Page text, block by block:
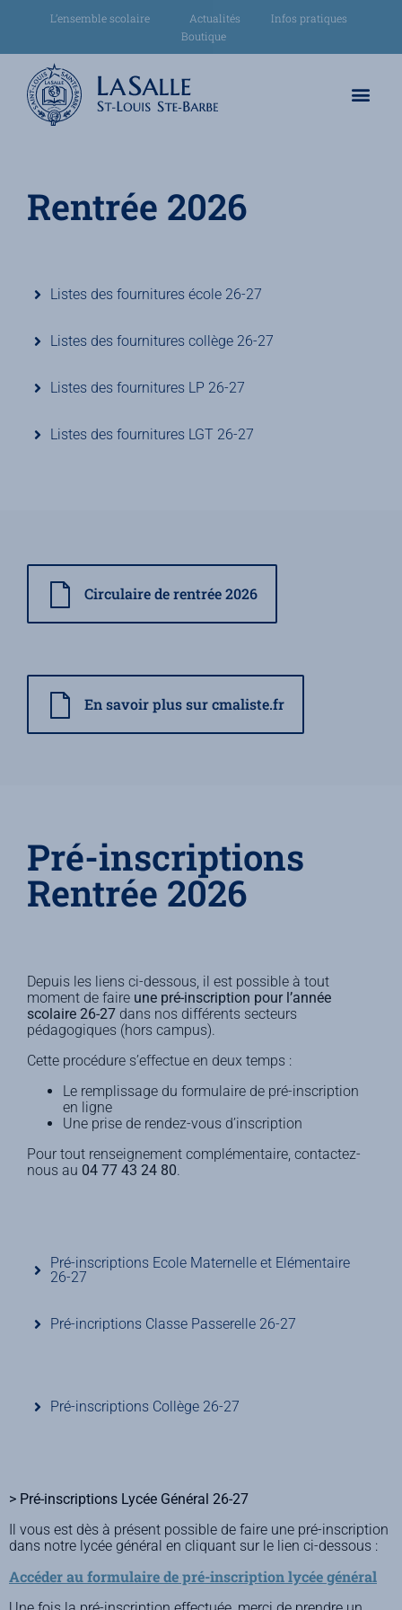
L’ensemble scolaire Actualités
Infos pratiques
Boutique
Rentrée 2026
Listes des fournitures école 26-27
Listes des fournitures collège 26-27
Listes des fournitures LP 26-27
Listes des fournitures LGT 26-27
Circulaire de rentrée 2026
En savoir plus sur cmaliste.fr
Pré-inscriptions
Rentrée 2026
Depuis les liens ci-dessous, il est possible à tout
moment de faire une pré-inscription pour l’année
scolaire 26-27 dans nos différents secteurs
pédagogiques (hors campus).
Cette procédure s’effectue en deux temps :
Le remplissage du formulaire de pré-inscription
en ligne
Une prise de rendez-vous d’inscription
Pour tout renseignement complémentaire, contactez-
nous au 04 77 43 24 80.
Pré-inscriptions Ecole Maternelle et Elémentaire
26-27
Pré-incriptions Classe Passerelle 26-27
Pré-inscriptions Collège 26-27
> Pré-inscriptions Lycée Général 26-27
Il vous est dès à présent possible de faire une pré-inscription
dans notre lycée général en cliquant sur le lien ci-dessous :
Accéder au formulaire de pré-inscription lycée général